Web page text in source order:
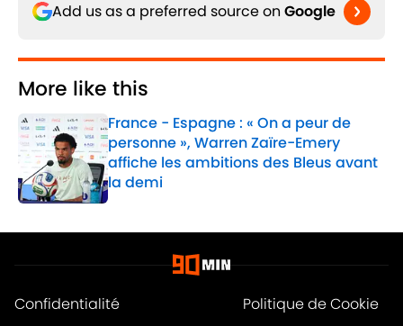
Add us as a preferred source on Google
More like this
France - Espagne : « On a peur de
personne », Warren Zaïre-Emery
affiche les ambitions des Bleus avant
la demi
Published by on Invalid Date
Confidentialité
Politique de Cookie